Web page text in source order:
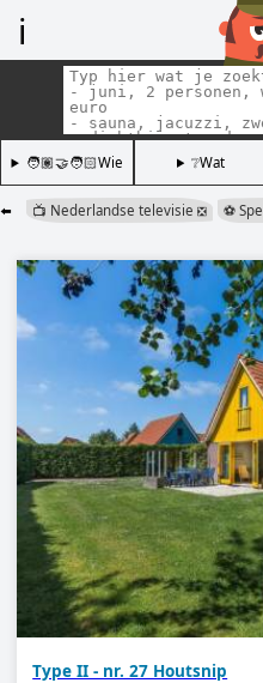
ℹ️
🧑🏽‍🤝‍🧑🏻Wie ❔Wat
⬅️ 📺 Nederlandse televisie ❎ ⚽️
Type II - nr. 27 Houtsnip